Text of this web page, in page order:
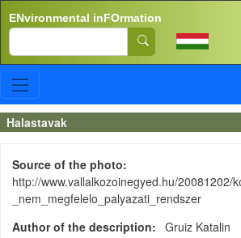
ENvironmental inFOrmation
Search
Halastavak
Source of the photo
http://www.vallalkozoinegyed.hu/20081202/
_nem_megfelelo_palyazati_rendszer
Author of the description
Gruiz Katalin